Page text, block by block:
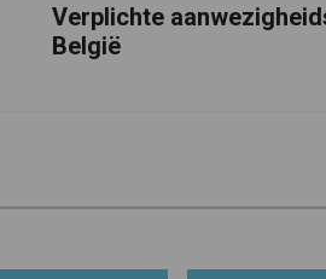
Verplichte
België